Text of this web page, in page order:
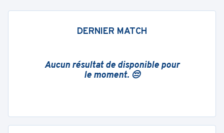
DERNIER MATCH
Aucun résultat de disponible pour
le moment. 😔